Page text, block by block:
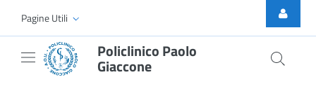
Skip to Main Content
Pagine Utili
Policlinico Paolo
Giaccone